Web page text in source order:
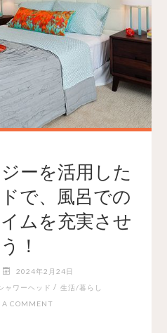
ーを活用した
で、風呂での
ムを充実させ
！
2024年2月24日
ャワーヘッド / 生活/暮らし
A COMMENT